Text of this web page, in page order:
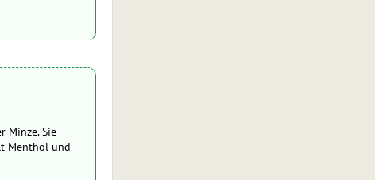
Minze. Sie
Menthol und